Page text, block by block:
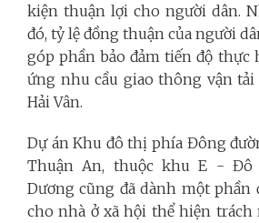
kiện thuận lợi cho người dân.
đó, tỷ lệ đồng thuận của người
góp phần bảo đảm tiến độ thực
ứng nhu cầu giao thông vận tải
Hải Vân.
Dự án Khu đô thị phía Đông
Thuận An, thuộc khu E -
Dương cũng đã dành một phần
cho nhà ở xã hội thể hiện trách